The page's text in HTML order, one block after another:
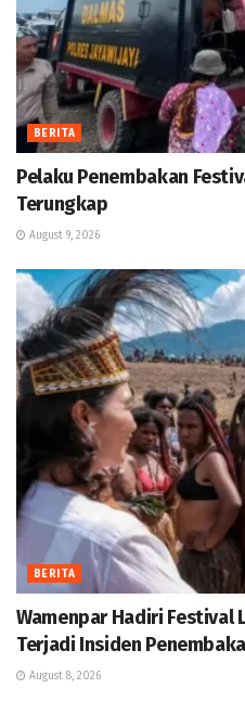
BERITA
Pelaku Penembakan
Terungkap
August 9, 2026
BERITA
Wamenpar Hadiri Festival
Terjadi Insiden
August 8, 2026